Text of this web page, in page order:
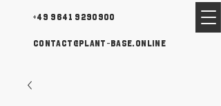
+49 9641 9290900
contact@plant-base.online